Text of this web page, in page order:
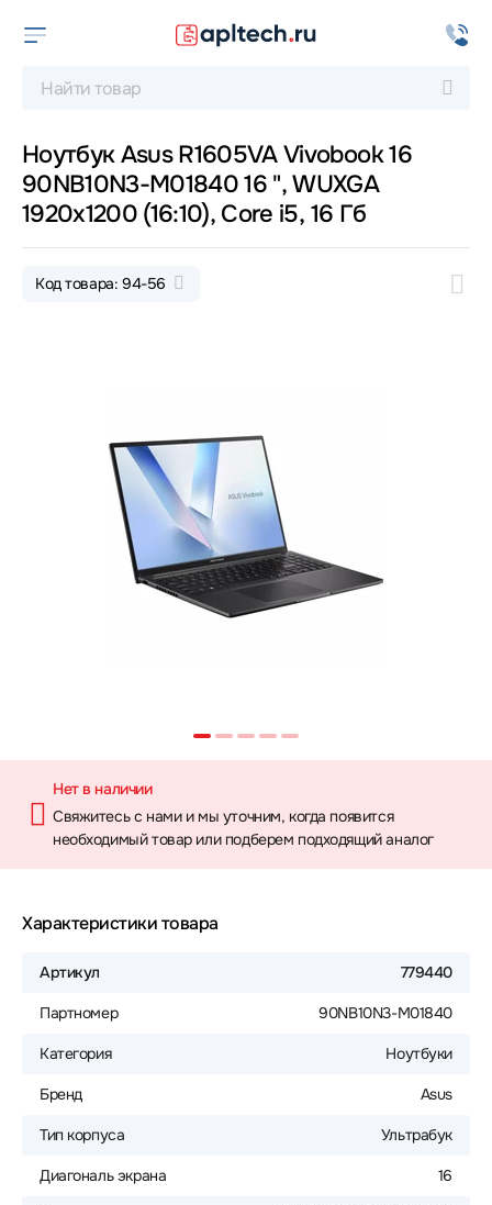
Ноутбук Asus R1605VA Vivobook 16
90NB10N3-M01840 16 ", WUXGA
1920x1200 (16:10), Core i5, 16 Гб
Код товара: 94-56
Нет в наличии
Свяжитесь с нами и мы уточним, когда появится
необходимый товар или подберем подходящий аналог
Характеристики товара
Артикул 779440
Партномер 90NB10N3-M01840
Категория Ноутбуки
Бренд Asus
Тип корпуса Ультрабук
Диагональ экрана 16